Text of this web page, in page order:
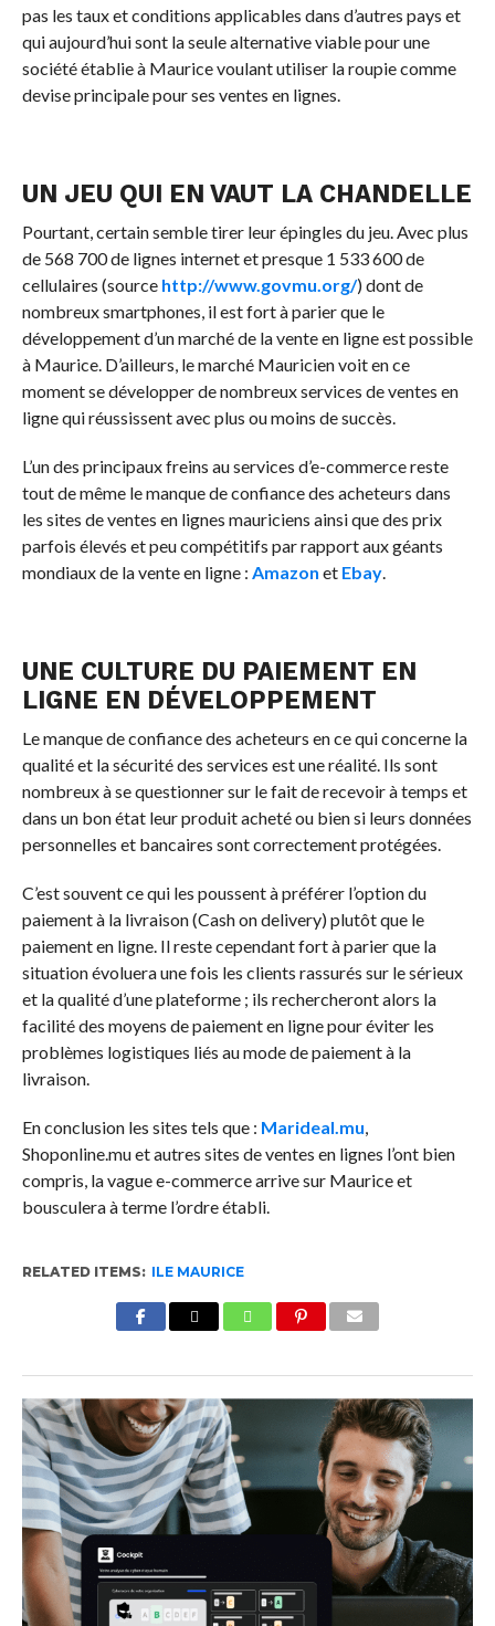
pas les taux et conditions applicables dans d’autres pays et
qui aujourd’hui sont la seule alternative viable pour une
société établie à Maurice voulant utiliser la roupie comme
devise principale pour ses ventes en lignes.
UN JEU QUI EN VAUT LA CHANDELLE
Pourtant, certain semble tirer leur épingles du jeu. Avec plus
de 568 700 de lignes internet et presque 1 533 600 de
cellulaires (sourcehttp://www.govmu.org/) dont de
nombreux smartphones, il est fort à parier que le
développement d’un marché de la vente en ligne est possible
à Maurice. D’ailleurs, le marché Mauricien voit en ce
moment se développer de nombreux services de ventes en
ligne qui réussissent avec plus ou moins de succès.
L’un des principaux freins au services d’e-commerce reste
tout de même le manque de confiance des acheteurs dans
les sites de ventes en lignes mauriciens ainsi que des prix
parfois élevés et peu compétitifs par rapport aux géants
mondiaux de la vente en ligne : Amazon et Ebay.
UNE CULTURE DU PAIEMENT EN
LIGNE EN DÉVELOPPEMENT
Le manque de confiance des acheteurs en ce qui concerne la
qualité et la sécurité des services est une réalité. Ils sont
nombreux à se questionner sur le fait de recevoir à temps et
dans un bon état leur produit acheté ou bien si leurs données
personnelles et bancaires sont correctement protégées.
C’est souvent ce qui les poussent à préférer l’option du
paiement à la livraison (Cash on delivery) plutôt que le
paiement en ligne. Il reste cependant fort à parier que la
situation évoluera une fois les clients rassurés sur le sérieux
et la qualité d’une plateforme ; ils rechercheront alors la
facilité des moyens de paiement en ligne pour éviter les
problèmes logistiques liés au mode de paiement à la
livraison.
En conclusion les sites tels que : Marideal.mu
Shoponline.mu et autres sites de ventes en lignes l’ont bien
compris, la vague e-commerce arrive sur Maurice et
bousculera à terme l’ordre établi.
RELATED ITEMS: ILE MAURICE